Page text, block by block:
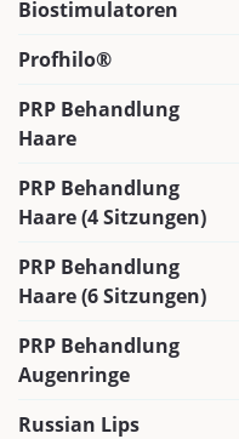
Biostimulatoren
Profhilo®
PRP Behandlung
Haare
PRP Behandlung
Haare (4 Sitzungen)
PRP Behandlung
Haare (6 Sitzungen)
PRP Behandlung
Augenringe
Russian Lips